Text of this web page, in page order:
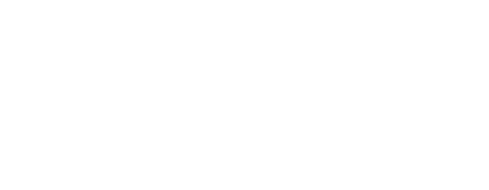
令和7年度第2
標記について、次のとおり開